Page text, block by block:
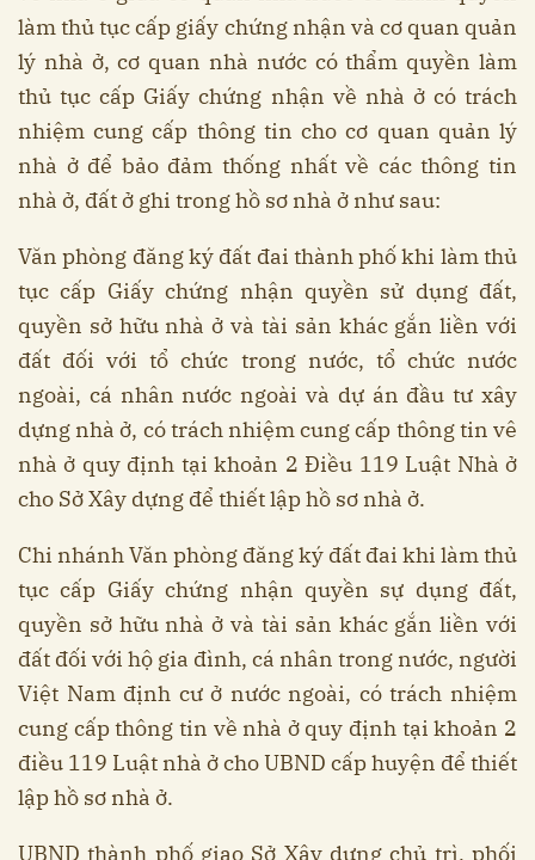
làm thủ tục cấp giấy chứng nhận và cơ quan quản
lý nhà ở, cơ quan nhà nước có thẩm quyền làm
thủ tục cấp Giấy chứng nhận về nhà ở có trách
nhiệm cung cấp thông tin cho cơ quan quản lý
nhà ở để bảo đảm thống nhất về các thông tin
nhà ở, đất ở ghi trong hồ sơ nhà ở như sau:
Văn phòng đăng ký đất đai thành phố khi làm thủ
tục cấp Giấy chứng nhận quyền sử dụng đất,
quyền sở hữu nhà ở và tài sản khác gắn liền với
đất đối với tổ chức trong nước, tổ chức nước
ngoài, cá nhân nước ngoài và dự án đầu tư xây
dựng nhà ở, có trách nhiệm cung cấp thông tin vê
nhà ở quy định tại khoản 2 Điều 119 Luật Nhà ở
cho Sở Xây dựng để thiết lập hồ sơ nhà ở.
Chi nhánh Văn phòng đăng ký đất đai khi làm thủ
tục cấp Giấy chứng nhận quyền sự dụng đất,
quyền sở hữu nhà ở và tài sản khác gắn liền với
đất đối với hộ gia đình, cá nhân trong nước, người
Việt Nam định cư ở nước ngoài, có trách nhiệm
cung cấp thông tin về nhà ở quy định tại khoản 2
điều 119 Luật nhà ở cho UBND cấp huyện để thiết
lập hồ sơ nhà ở.
UBND thành phố giao Sở Xây dựng chủ trì, phối